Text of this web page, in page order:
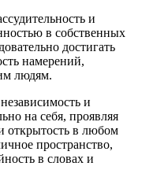
и
в собственных
достигать
намерений,
людям.
и
на себя, проявляя
открытость в любом
пространство,
в словах и